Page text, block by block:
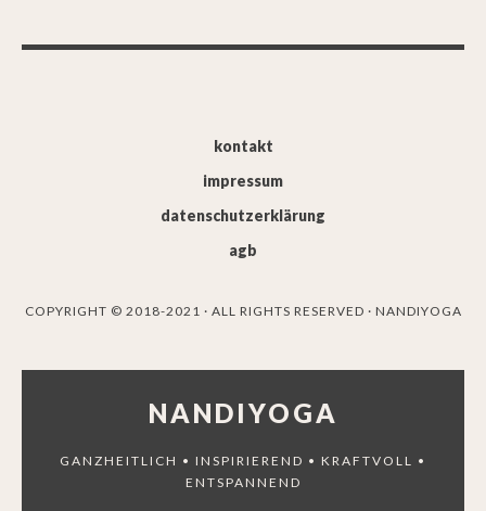
kontakt
impressum
datenschutzerklärung
agb
COPYRIGHT © 2018-2021 · ALL RIGHTS RESERVED · NANDIYOGA
NANDIYOGA
GANZHEITLICH • INSPIRIEREND • KRAFTVOLL •
ENTSPANNEND